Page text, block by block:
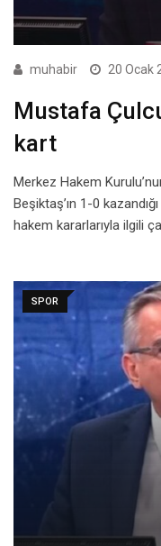
muhabir 20 Ocak
Mustafa
kart
Merkez Hakem
Beşiktaş’ın 1-0
hakem kararlarıyla ilgili
SPOR